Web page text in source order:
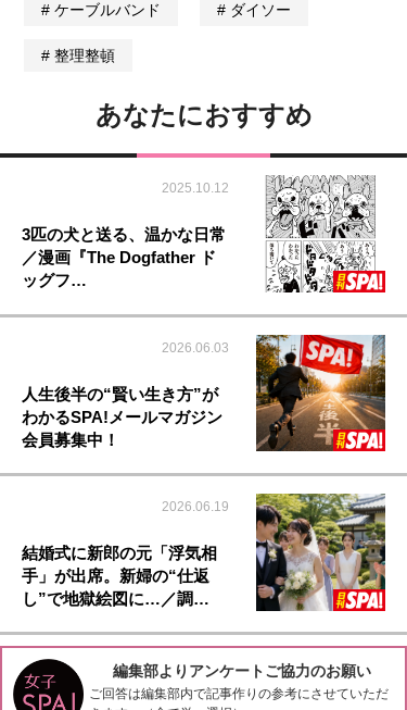
ケーブルバンド ダイソー
整理整頓
あなたにおすすめ
2025.10.12
3匹の犬と送る、温かな日常
／漫画『The Dogfather ド
ッグフ…
2026.06.03
人生後半の“賢い生き方”が
わかるSPA!メールマガジン
会員募集中！
2026.06.19
結婚式に新郎の元「浮気相
手」が出席。新婦の“仕返
し”で地獄絵図に…／調…